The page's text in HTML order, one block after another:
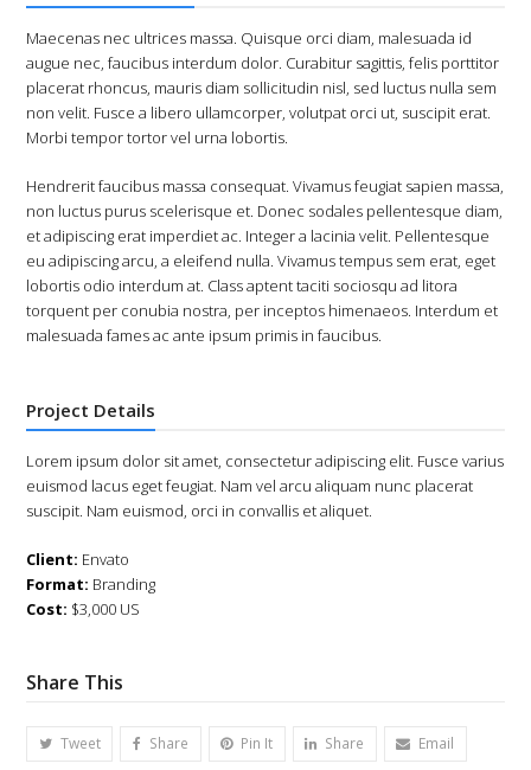
Maecenas nec ultrices massa. Quisque orci diam, malesuada id
augue nec, faucibus interdum dolor. Curabitur sagittis, felis porttitor
placerat rhoncus, mauris diam sollicitudin nisl, sed luctus nulla sem
non velit. Fusce a libero ullamcorper, volutpat orci ut, suscipit erat.
Morbi tempor tortor vel urna lobortis.
Hendrerit faucibus massa consequat. Vivamus feugiat sapien massa,
non luctus purus scelerisque et. Donec sodales pellentesque diam,
et adipiscing erat imperdiet ac. Integer a lacinia velit. Pellentesque
eu adipiscing arcu, a eleifend nulla. Vivamus tempus sem erat, eget
lobortis odio interdum at. Class aptent taciti sociosqu ad litora
torquent per conubia nostra, per inceptos himenaeos. Interdum et
malesuada fames ac ante ipsum primis in faucibus.
Project Details
Lorem ipsum dolor sit amet, consectetur adipiscing elit. Fusce varius
euismod lacus eget feugiat. Nam vel arcu aliquam nunc placerat
suscipit. Nam euismod, orci in convallis et aliquet.
Client: Envato
Format: Branding
Cost: $3,000 US
Share This
Tweet Share Pin It Share Email